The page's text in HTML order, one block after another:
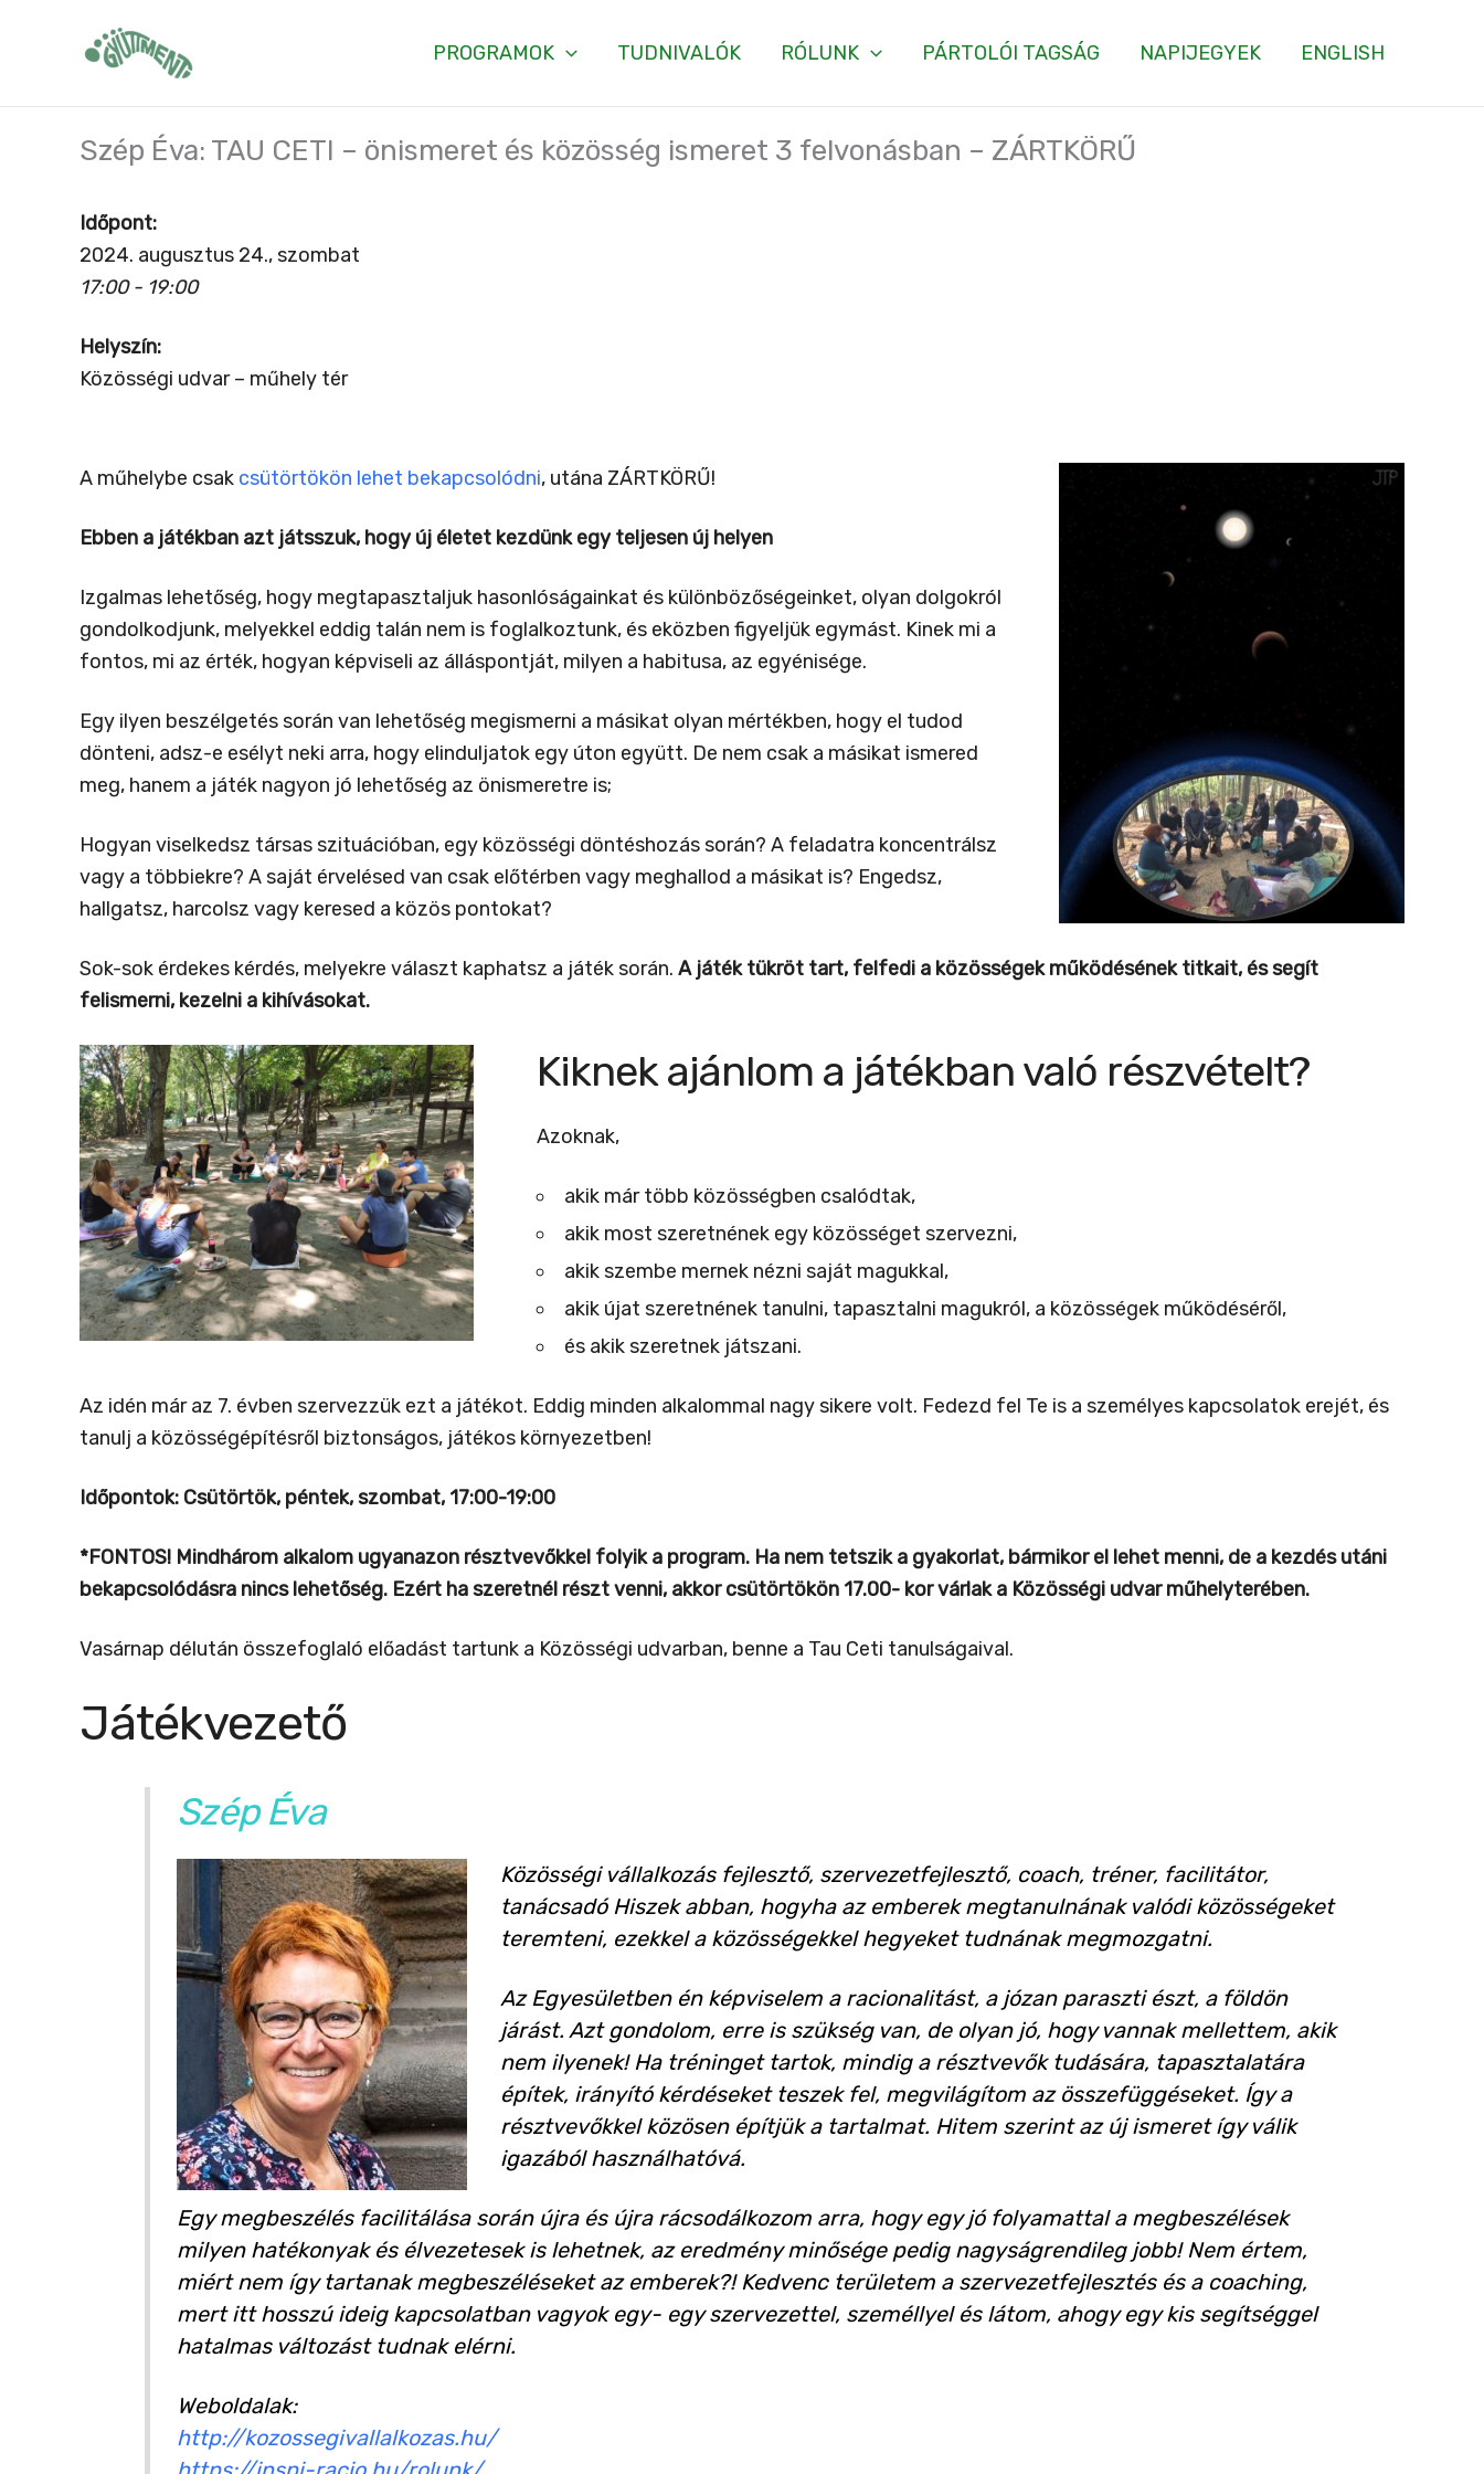
PROGRAMOK TUDNIVALÓK RÓLUNK PÁRTOLÓI TAGSÁG NAPIJEGYEK ENGLISH
Szép Éva: TAU CETI – önismeret és közösség ismeret 3 felvonásban – ZÁRTKÖRŰ
Időpont:
2024. augusztus 24., szombat
17:00 - 19:00
Helyszín:
Közösségi udvar – műhely tér
A műhelybe csak csütörtökön lehet bekapcsolódni, utána ZÁRTKÖRŰ!
Ebben a játékban azt játsszuk, hogy új életet kezdünk egy teljesen új helyen
Izgalmas lehetőség, hogy megtapasztaljuk hasonlóságainkat és különbözőségeinket, olyan dolgokról
gondolkodjunk, melyekkel eddig talán nem is foglalkoztunk, és eközben figyeljük egymást. Kinek mi a
fontos, mi az érték, hogyan képviseli az álláspontját, milyen a habitusa, az egyénisége.
Egy ilyen beszélgetés során van lehetőség megismerni a másikat olyan mértékben, hogy el tudod
dönteni, adsz-e esélyt neki arra, hogy elinduljatok egy úton együtt. De nem csak a másikat ismered
meg, hanem a játék nagyon jó lehetőség az önismeretre is;
Hogyan viselkedsz társas szituációban, egy közösségi döntéshozás során? A feladatra koncentrálsz
vagy a többiekre? A saját érvelésed van csak előtérben vagy meghallod a másikat is? Engedsz,
hallgatsz, harcolsz vagy keresed a közös pontokat?
Sok-sok érdekes kérdés, melyekre választ kaphatsz a játék során. A játék tükröt tart, felfedi a közösségek működésének titkait, és segít
felismerni, kezelni a kihívásokat.
Kiknek ajánlom a játékban való részvételt?
Azoknak,
akik már több közösségben csalódtak,
akik most szeretnének egy közösséget szervezni,
akik szembe mernek nézni saját magukkal,
akik újat szeretnének tanulni, tapasztalni magukról, a közösségek működéséről,
és akik szeretnek játszani.
Az idén már az 7. évben szervezzük ezt a játékot. Eddig minden alkalommal nagy sikere volt. Fedezd fel Te is a személyes kapcsolatok erejét, és
tanulj a közösségépítésről biztonságos, játékos környezetben!
Időpontok: Csütörtök, péntek, szombat, 17:00-19:00
*FONTOS! Mindhárom alkalom ugyanazon résztvevőkkel folyik a program. Ha nem tetszik a gyakorlat, bármikor el lehet menni, de a kezdés utáni
bekapcsolódásra nincs lehetőség. Ezért ha szeretnél részt venni, akkor csütörtökön 17.00- kor várlak a Közösségi udvar műhelyterében.
Vasárnap délután összefoglaló előadást tartunk a Közösségi udvarban, benne a Tau Ceti tanulságaival.
Játékvezető
Szép Éva
Közösségi vállalkozás fejlesztő, szervezetfejlesztő, coach, tréner, facilitátor,
tanácsadó Hiszek abban, hogyha az emberek megtanulnának valódi közösségeket
teremteni, ezekkel a közösségekkel hegyeket tudnának megmozgatni.
Az Egyesületben én képviselem a racionalitást, a józan paraszti észt, a földön
járást. Azt gondolom, erre is szükség van, de olyan jó, hogy vannak mellettem, akik
nem ilyenek! Ha tréninget tartok, mindig a résztvevők tudására, tapasztalatára
építek, irányító kérdéseket teszek fel, megvilágítom az összefüggéseket. Így a
résztvevőkkel közösen építjük a tartalmat. Hitem szerint az új ismeret így válik
igazából használhatóvá.
Egy megbeszélés facilitálása során újra és újra rácsodálkozom arra, hogy egy jó folyamattal a megbeszélések
milyen hatékonyak és élvezetesek is lehetnek, az eredmény minősége pedig nagyságrendileg jobb! Nem értem,
miért nem így tartanak megbeszéléseket az emberek?! Kedvenc területem a szervezetfejlesztés és a coaching,
mert itt hosszú ideig kapcsolatban vagyok egy- egy szervezettel, személlyel és látom, ahogy egy kis segítséggel
hatalmas változást tudnak elérni.
Weboldalak:
http://kozossegivallalkozas.hu/